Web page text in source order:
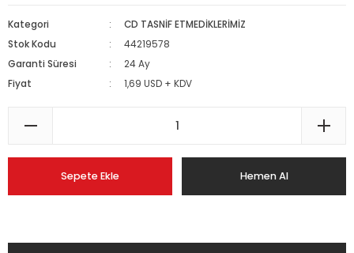
Kategori
CD TASNİF ETMEDİKLERİMİZ
Stok Kodu
44219578
Garanti Süresi
24 Ay
Fiyat
1,69 USD + KDV
Sepete Ekle Hemen Al